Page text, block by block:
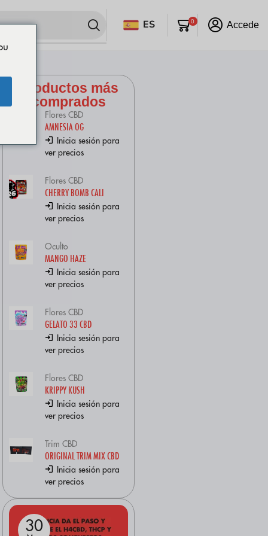
ES 0 Accede
Productos más
comprados
Flores CBD
AMNESIA OG
Inicia sesión para
ver precios
Flores CBD
CHERRY BOMB CALI
Inicia sesión para
ver precios
Oculto
MANGO HAZE
Inicia sesión para
ver precios
Flores CBD
GELATO 33 CBD
Inicia sesión para
ver precios
Flores CBD
KRIPPY KUSH
Inicia sesión para
ver precios
Trim CBD
ORIGINAL TRIM MIX CBD
Inicia sesión para
ver precios
30